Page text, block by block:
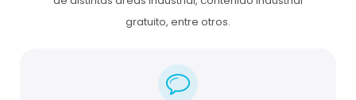
gratuito, entre otros.